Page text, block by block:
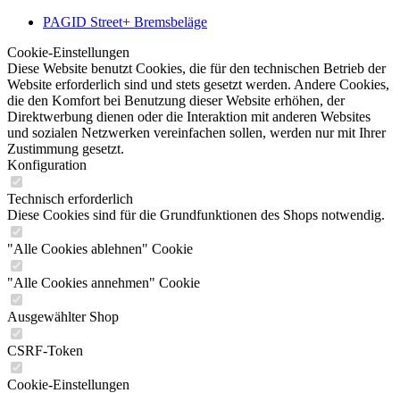
PAGID Street+ Bremsbeläge
Cookie-Einstellungen
Diese Website benutzt Cookies, die für den technischen Betrieb der
Website erforderlich sind und stets gesetzt werden. Andere Cookies,
die den Komfort bei Benutzung dieser Website erhöhen, der
Direktwerbung dienen oder die Interaktion mit anderen Websites
und sozialen Netzwerken vereinfachen sollen, werden nur mit Ihrer
Zustimmung gesetzt.
Konfiguration
Technisch erforderlich
Diese Cookies sind für die Grundfunktionen des Shops notwendig.
"Alle Cookies ablehnen" Cookie
"Alle Cookies annehmen" Cookie
Ausgewählter Shop
CSRF-Token
Cookie-Einstellungen